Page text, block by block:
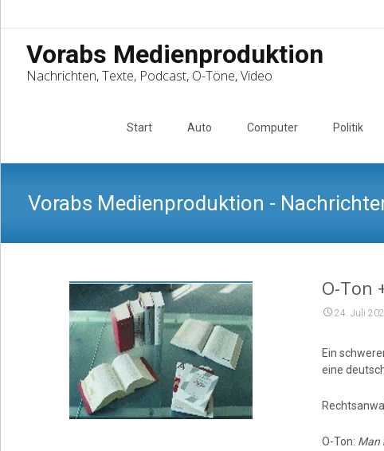
Vorabs Medienproduktion
Nachrichten, Texte, Podcast, O-Töne, Video
Start Auto Computer Politik
Vorabs Medienproduktion -
O-Ton
24. Juli
Ein
eine
O-Ton: Man